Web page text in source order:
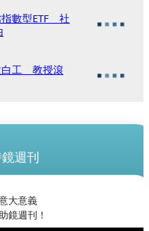
指數型ETF 社
白工 教授滾
週刊
大意義
鏡週刊！